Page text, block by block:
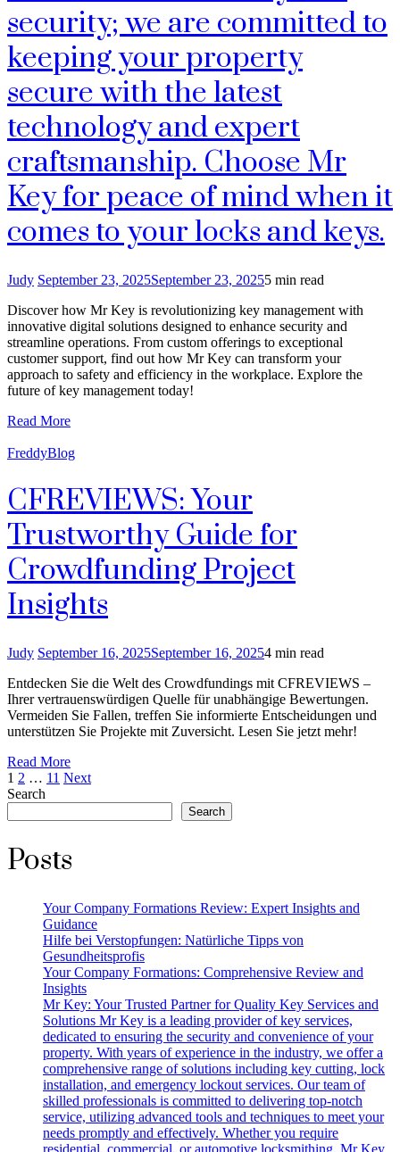
security; we are committed to
keeping your property
secure with the latest
technology and expert
craftsmanship. Choose Mr
Key for peace of mind when it
comes to your locks and keys.
Judy September 23, 2025September 23, 20255 min read
Discover how Mr Key is revolutionizing key management with
innovative digital solutions designed to enhance security and
streamline operations. From custom offerings to exceptional
customer support, find out how Mr Key can transform your
approach to safety and efficiency in the workplace. Explore the
future of key management today!
Read More
FreddyBlog
CFREVIEWS: Your
Trustworthy Guide for
Crowdfunding Project
Insights
Judy September 16, 2025September 16, 20254 min read
Entdecken Sie die Welt des Crowdfundings mit CFREVIEWS –
Ihrer vertrauenswürdigen Quelle für unabhängige Bewertungen.
Vermeiden Sie Fallen, treffen Sie informierte Entscheidungen und
unterstützen Sie Projekte mit Zuversicht. Lesen Sie jetzt mehr!
Read More
Posts
pagination
Page
1 Page
2 … Page
11 Next
Search
Search
Posts
Your Company Formations Review: Expert Insights and
Guidance
Hilfe bei Verstopfungen: Natürliche Tipps von
Gesundheitsprofis
Your Company Formations: Comprehensive Review and
Insights
Mr Key: Your Trusted Partner for Quality Key Services and
Solutions Mr Key is a leading provider of key services,
dedicated to ensuring the security and convenience of your
property. With years of experience in the industry, we offer a
comprehensive range of solutions including key cutting, lock
installation, and emergency lockout services. Our team of
skilled professionals is committed to delivering top-notch
service, utilizing advanced tools and techniques to meet your
needs promptly and effectively. Whether you require
residential, commercial, or automotive locksmithing, Mr Key